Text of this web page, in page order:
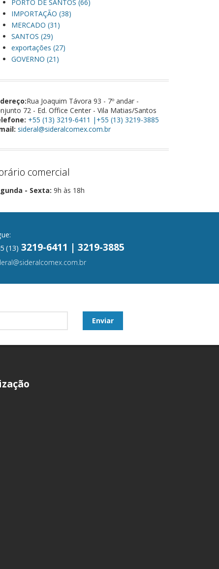
PORTO DE SANTOS (66)
IMPORTAÇÃO (38)
MERCADO (31)
SANTOS (29)
exportações (27)
GOVERNO (21)
Rua Joaquim Távora 93 - 7º andar -
72 - Ed. Office Center - Vila Matias/Santos
+55 (13) 3219-6411 |+55 (13) 3219-3885
sideral@sideralcomex.com.br
comercial
- Sexta: 9h às 18h
(13) 3219-6411 | 3219-3885